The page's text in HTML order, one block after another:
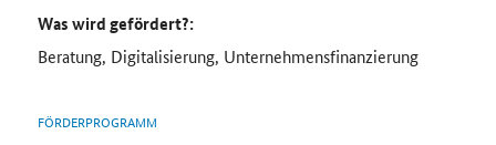
Was wird gefördert?:
Beratung, Digitalisierung, Unternehmensfinanzierung
FÖRDERPROGRAMM